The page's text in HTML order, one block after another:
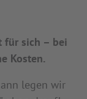
für sich – bei
Kosten.
legen wir